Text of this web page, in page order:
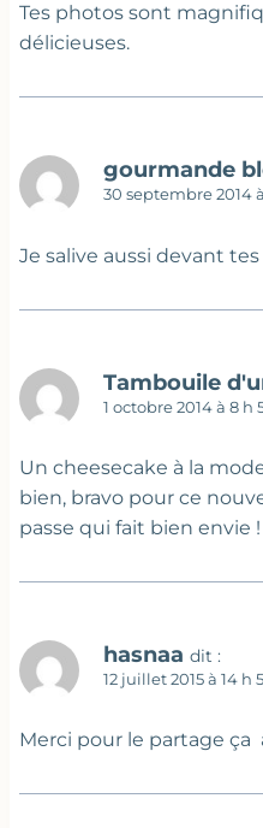
Tes photos sont
délicieuses.
gourmande
30 septembre 2014
Je salive aussi devant
Tambouile
1 octobre 2014 à 8 h
Un cheesecake à la
bien, bravo pour ce
passe qui fait bien envie !
hasnaa dit :
12 juillet 2015 à 14 h
Merci pour le partage ça